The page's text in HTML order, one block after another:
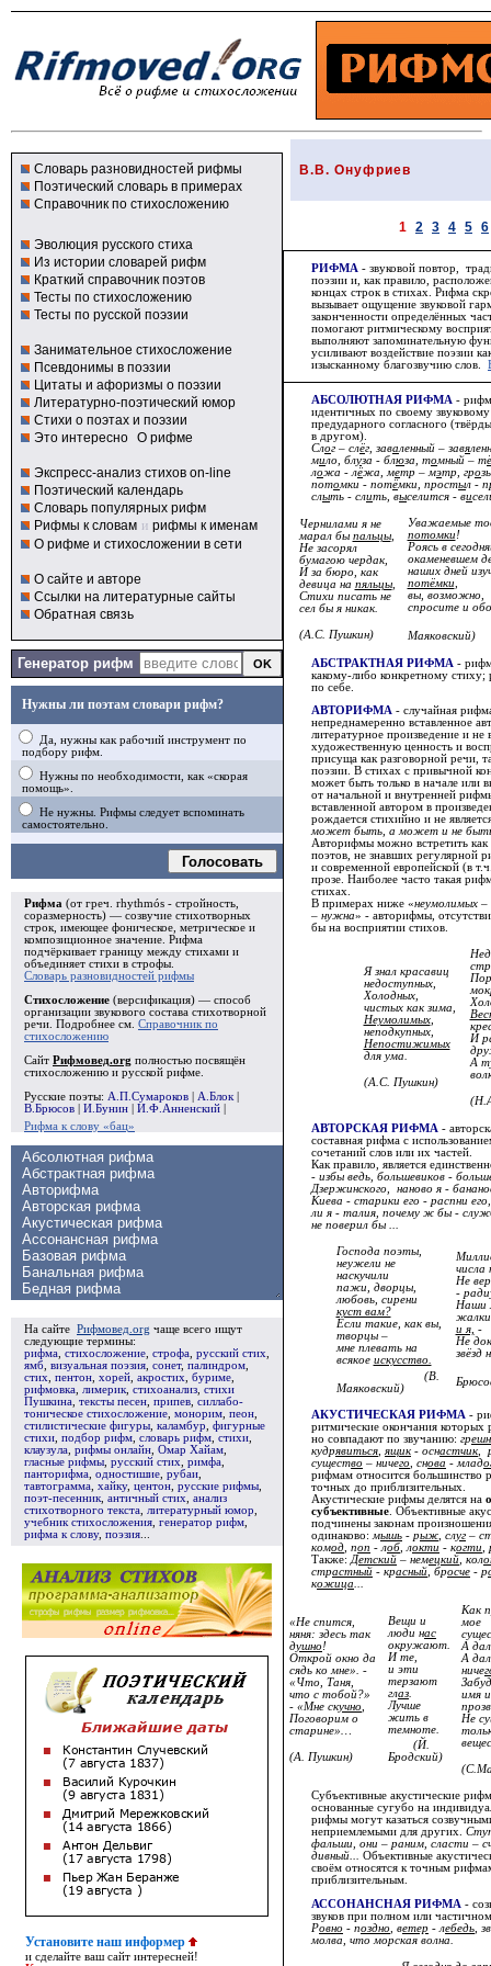
Словарь разновидностей рифмы
Поэтический словарь в примерах
Справочник по стихосложению
Эволюция русского стиха
Из истории словарей рифм
Краткий справочник поэтов
Тесты по стихосложению
Тесты по русской поэзии
Занимательное стихосложение
Псевдонимы в поэзии
Цитаты и афоризмы о поэзии
Литературно-поэтический юмор
Стихи о поэтах и поэзии
Это интересно О рифме
Экспресс-анализ стихов on-line
Поэтический календарь
Словарь популярных рифм
Рифмы к словам и рифмы к именам
О рифме и стихосложении в сети
О сайте и авторе
Ссылки на литературные сайты
Обратная связь
Генератор рифм
Нужны ли поэтам словари рифм?
Да, нужны как рабочий инструмент по
подбору рифм.
Нужны по необходимости, как «скорая
помощь».
Не нужны. Рифмы следует вспоминать
самостоятельно.
Голосовать
Рифма (от греч. rhythmós - стройность,
соразмерность) — созвучие стихотворных
строк, имеющее фоническое, метрическое и
композиционное значение. Рифма
подчёркивает границу между стихами и
объединяет стихи в строфы
Словарь разновидностей рифмы
Стихосложение (версификация) — способ
организации звукового состава стихотворной
речи. Подробнее см. Справочник по
стихосложению
Сайт Рифмовед.org полностью посвящён
стихосложению и русской рифме.
Русские поэты: А.П.Сумароков А.Блок
В.Брюсов
И.Бунин И.Ф.Анненский
Рифма к слову «бац»
На сайте Рифмовед.org чаще всего ищут
следующие термины:
рифма стихосложение строфа русский стих
ямб визуальная поэзия сонет, палиндром
стих
пентон хорей акростих буриме
рифмовка
лимерик стихоанализ стихи
Пушкина тексты песен припев силлабо-
тоническое стихосложение монорим пеон
стилистические фигуры каламбур
фигурные
стихи подбор рифм словарь рифм стихи
клаузула рифмы онлайн Омар Хайам
гласные рифмы русский стих римфа
панторифма одностишие рубаи
тавтограмма хайку, центон русские рифмы
поэт-песенник античный стих
анализ
стихотворного текста
литературный юмор
учебник стихосложения генератор рифм
рифма к слову, поэзия
Установите наш информер
и сделайте ваш сайт интересней!
В.В. Онуфриев
1 2 3 4 5 6
РИФМА - звуковой повтор,
поэзии и, как правило,
концах строк в стихах. Рифма
вызывает ощущение звуковой
законченности определённых
помогают ритмическому
выполняют запоминательную
усиливают воздействие поэзии
изысканному благозвучию слов.
АБСОЛЮТНАЯ РИФМА -
идентичных по своему
предударного согласного
в другом).
Слог – слёг, заваленный – завя
мило, блуза - блюза, томный – тё
ложа - лёжа, метр – мэтр, гро
потомки - потёмки, простыл -
слыть - слить, выселится - ви
Чернилами я не
марал бы пальцы,
Не засорял
бумагою чердак,
И за бюро, как
девица на пяльцы,
Стихи писать не
сел бы я никак.
(А.С. Пушкин)
Уважаемые
потомки!
Роясь в
окаменевшем
наших дней
потёмки,
вы, возможно,
спросите и
Маяковский)
АБСТРАКТНАЯ РИФМА -
какому-либо конкретному
по себе.
АВТОРИФМА - случайная
непреднамеренно вставленное
литературное произведение и не
художественную ценность и
присуща как разговорной речи,
поэзии. В стихах с привычной
может быть только в начале или
от начальной и внутренней
вставленной автором в
рождается стихийно и не
может быть, а может и не
Авторифмы можно встретить как
поэтов, не знавших регулярной
и современной европейской (в
прозе. Наиболее часто такая
стихах.
В примерах ниже «неумолимых
– нужна» - авторифмы,
бы на восприятии стихов.
Я знал красавиц
недоступных,
Холодных,
чистых как зима,
Неумолимых,
неподкупных,
Непостижимых
для ума.
(А.С. Пушкин)
И
А
АВТОРСКАЯ РИФМА -
составная рифма с
сочетаний слов или их частей.
Как правило, является
- избы ведь, большевиков -
Дзержинского, наново я -
Киева - старики его - распни
ли я - талия, почему ж бы -
не поверил бы ...
Господа поэты,
неужели не
наскучили
пажи, дворцы,
любовь, сирени
куст вам?
Если такие, как вы,
творцы –
мне плевать на
всякое искусство.
(В.
Маяковский)
числа
Не
-
Наши
и я, -
Не
звёзд
АКУСТИЧЕСКАЯ РИФМА -
ритмические окончания
но совпадают по звучанию: гр
кудрявиться,ящик - оснастчик,
существо – ничего, снова - млад
рифмам относится большинство
точных до приблизительных.
Акустические рифмы делятся на
субъективные. Объективные
подчинены законам
одинаково:мышь - рыж, слуг –
комод, поп - лоб, локти - когти,
Также:Детский – немецкий, кол
страстный - красный, бросче - р
кожица...
«Не спится,
няня: здесь так
душно!
Открой окно да
сядь ко мне». -
«Что, Таня,
что с тобой?»
- «Мне скучно,
Поговорим о
старине»…
(А. Пушкин)
Вещи и
люди нас
окружают.
И те,
и эти
терзают
глаз.
Лучше
жить в
темноте.
(Й.
Бродский)
Как
мое
А
А
ниче
имя и
Не
Субъективные акустические
основанные сугубо на
рифмы могут казаться
неприемлемыми для других.
фальши, они – раним, сласти –
дивный... Объективные
своём относятся к точным
приблизительным.
АССОНАНСНАЯ РИФМА -
звуков при полном или
Ровно - поздно , ветер - лебедь ,
молва, что морская волна.